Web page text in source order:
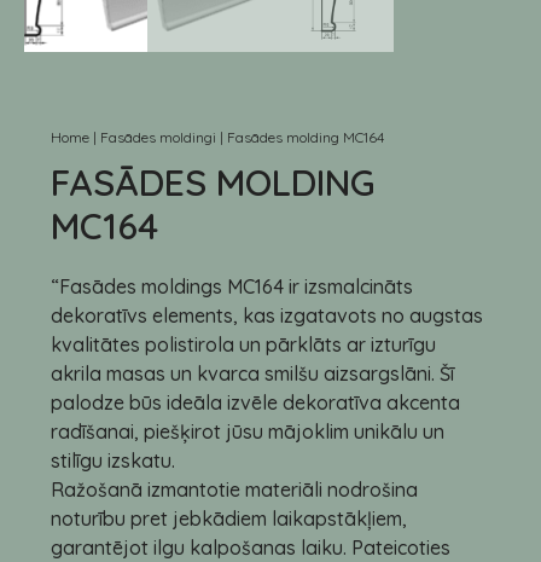
Home | Fasādes moldingi | Fasādes molding MC164
FASĀDES MOLDING
MC164
“Fasādes moldings MC164 ir izsmalcināts
dekoratīvs elements, kas izgatavots no augstas
kvalitātes polistirola un pārklāts ar izturīgu
akrila masas un kvarca smilšu aizsargslāni. Šī
palodze būs ideāla izvēle dekoratīva akcenta
radīšanai, piešķirot jūsu mājoklim unikālu un
stilīgu izskatu.
Ražošanā izmantotie materiāli nodrošina
noturību pret jebkādiem laikapstākļiem,
garantējot ilgu kalpošanas laiku. Pateicoties